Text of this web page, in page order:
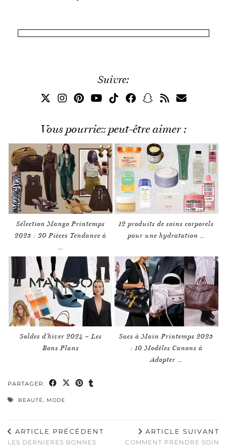
Suivre:
Vous pourriez peut-être aimer :
Sélection Mango Printemps
2025 : 30 Pièces Tendance à
12 produits de soins corporels
pour une hydratation …
Soldes d’hiver 2024 – Les
Bons Plans
Sacs à Main Printemps 2025
: 10 Modèles Canons à
Adopter …
PARTAGER:
BEAUTÉ, MODE
ARTICLE PRÉCÉDENT
LES DERNIERES BONNES
ARTICLE SUIVANT
COMMENT PRENDRE SOIN